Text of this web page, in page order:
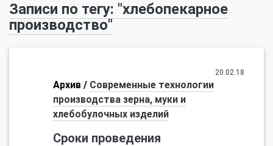
Записи по тегу: "хлебопекарное
производство"
20.02.18
Архив / Современные технологии
производства зерна, муки и
хлебобулочных изделий
Сроки проведения